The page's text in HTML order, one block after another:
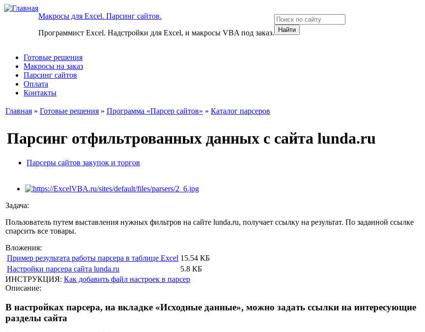
Макросы для Excel. Парсинг сайтов.
Программист Excel. Надстройки для Excel, и макросы VBA под заказ.
Готовые решения
Макросы на заказ
Парсинг сайтов
Оплата
Контакты
Главная » Готовые решения » Программа «Парсер сайтов» » Каталог парсеров
Парсинг отфильтрованных данных с сайта lunda.ru
Парсеры сайтов закупок и торгов
Задача:
Пользователь путем выставления нужных фильтров на сайте lunda.ru, получает ссылку на результат. По заданной ссылке
спарсить все товары.
Вложения:
Пример результата работы парсера в таблице Excel 15.54 КБ
Настройки парсера сайта lunda.ru
5.8 КБ
ИНСТРУКЦИЯ: Как добавить файл настроек в парсер
Описание:
В настройках парсера, на вкладке «Исходные данные», можно задать ссылки на интересующие
разделы сайта